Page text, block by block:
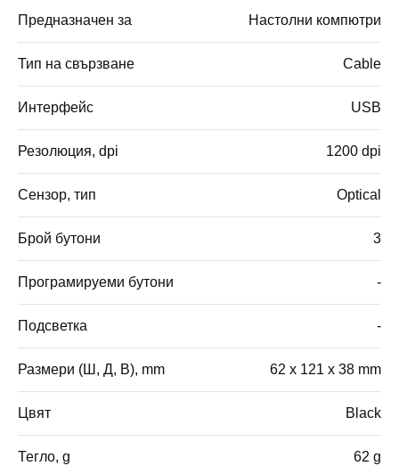
Предназначен за Настолни компютри
Тип на свързване Cable
Интерфейс USB
Резолюция, dpi 1200 dpi
Сензор, тип Optical
Брой бутони 3
Програмируеми бутони -
Подсветка -
Размери (Ш, Д, В), mm 62 x 121 x 38 mm
Цвят Black
Тегло, g 62 g